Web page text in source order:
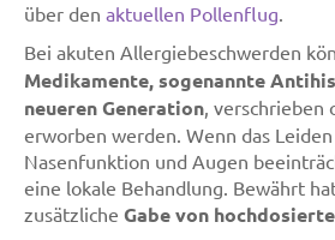
über den aktuellen Pollenflug.
Bei akuten Allergiebeschwerden
Medikamente, sogenannte
neueren Generation, verschrieben
erworben werden. Wenn das
Nasenfunktion und Augen
eine lokale Behandlung. Bewährt
zusätzliche Gabe von